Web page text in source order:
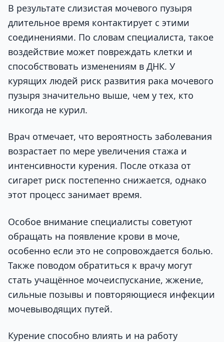
В результате слизистая мочевого пузыря
длительное время контактирует с этими
соединениями. По словам специалиста, такое
воздействие может повреждать клетки и
способствовать изменениям в ДНК. У
курящих людей риск развития рака мочевого
пузыря значительно выше, чем у тех, кто
никогда не курил.
Врач отмечает, что вероятность заболевания
возрастает по мере увеличения стажа и
интенсивности курения. После отказа от
сигарет риск постепенно снижается, однако
этот процесс занимает время.
Особое внимание специалисты советуют
обращать на появление крови в моче,
особенно если это не сопровождается болью.
Также поводом обратиться к врачу могут
стать учащённое мочеиспускание, жжение,
сильные позывы и повторяющиеся инфекции
мочевыводящих путей.
Курение способно влиять и на работу